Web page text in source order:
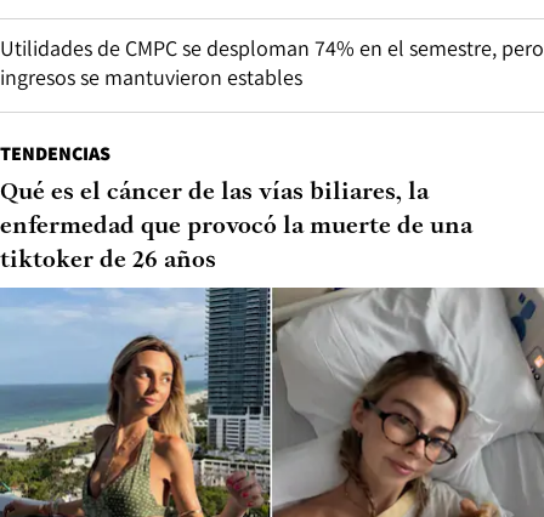
Utilidades de CMPC se desploman 74% en el semestre, pero
ingresos se mantuvieron estables
TENDENCIAS
Qué es el cáncer de las vías biliares, la
enfermedad que provocó la muerte de una
tiktoker de 26 años